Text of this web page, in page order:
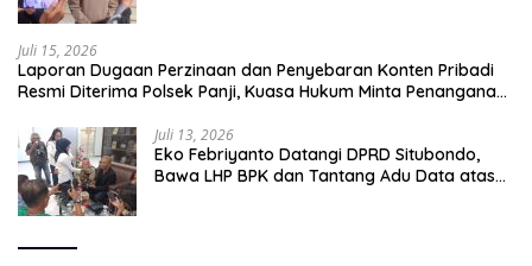
Juli 15, 2026
Laporan Dugaan Perzinaan dan Penyebaran Konten Pribadi
Resmi Diterima Polsek Panji, Kuasa Hukum Minta Penanganan
Juli 13, 2026
Eko Febriyanto Datangi DPRD Situbondo,
Bawa LHP BPK dan Tantang Adu Data atas